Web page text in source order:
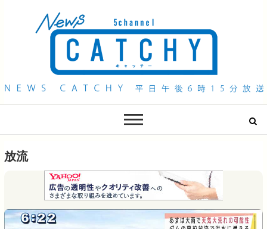
QAB NEWS Headline
放流